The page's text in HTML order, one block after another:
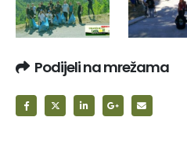
Podijeli na mrežama